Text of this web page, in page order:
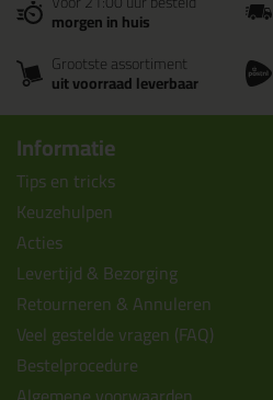
morgen in huis
Grootste assortiment
uit voorraad leverbaar
Informatie
Tips en tricks
Keuzehulpen
Acties
Levertijd & Bezorging
Retourneren & Annuleren
Veel gestelde vragen (FAQ)
Bestelprocedure